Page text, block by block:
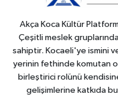
Akça Koca Kültür
Çeşitli meslek
sahiptir. Kocaeli'ye ismini
yerinin fethinde komutan
birleştirici rolünü
gelişimlerine katkıda